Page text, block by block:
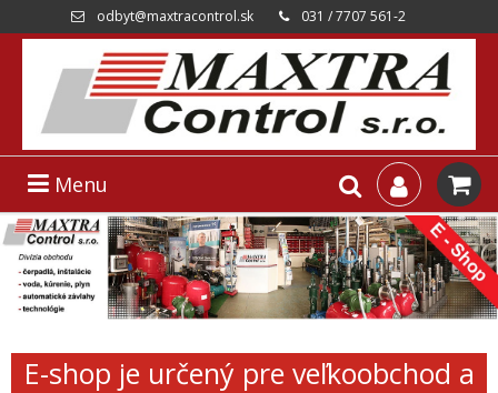
odbyt@maxtracontrol.sk 031 / 7707 561-2
Menu
E-shop je určený pre veľkoobchod a